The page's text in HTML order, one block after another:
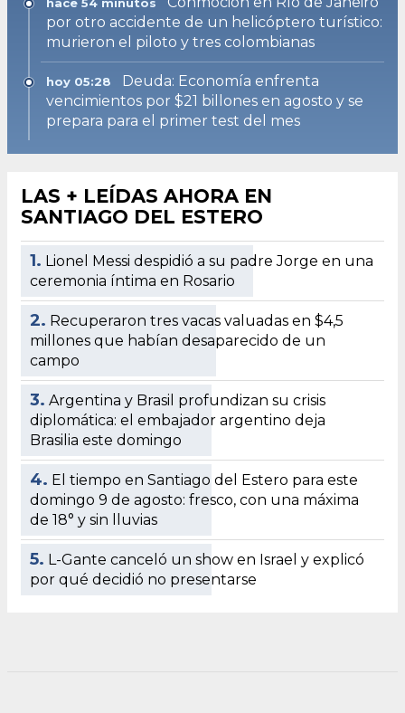
por otro accidente de un helicóptero turístico:
murieron el piloto y tres colombianas
hoy 05:28
Deuda: Economía enfrenta
vencimientos por $21 billones en agosto y se
prepara para el primer test del mes
LAS + LEÍDAS AHORA EN
SANTIAGO DEL ESTERO
1. Lionel Messi despidió a su padre Jorge en una
ceremonia íntima en Rosario
2. Recuperaron tres vacas valuadas en $4,5
millones que habían desaparecido de un
campo
3. Argentina y Brasil profundizan su crisis
diplomática: el embajador argentino deja
Brasilia este domingo
4. El tiempo en Santiago del Estero para este
domingo 9 de agosto: fresco, con una máxima
de 18° y sin lluvias
5. L-Gante canceló un show en Israel y explicó
por qué decidió no presentarse